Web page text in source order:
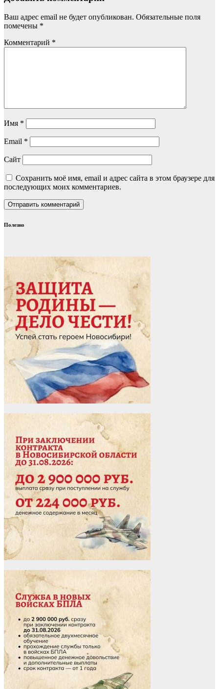
Ваш адрес email не будет опубликован. Обязательные поля
помечены *
Комментарий *
Имя *
Email *
Сайт
Сохранить моё имя, email и адрес сайта в этом браузере для
последующих моих комментариев.
Полезно